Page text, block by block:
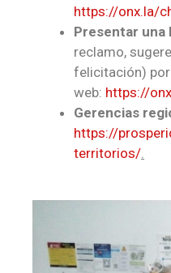
https://onx.la/
Presentar una
reclamo,
felicitación)
web: https://
Gerencias
https://
territorios/